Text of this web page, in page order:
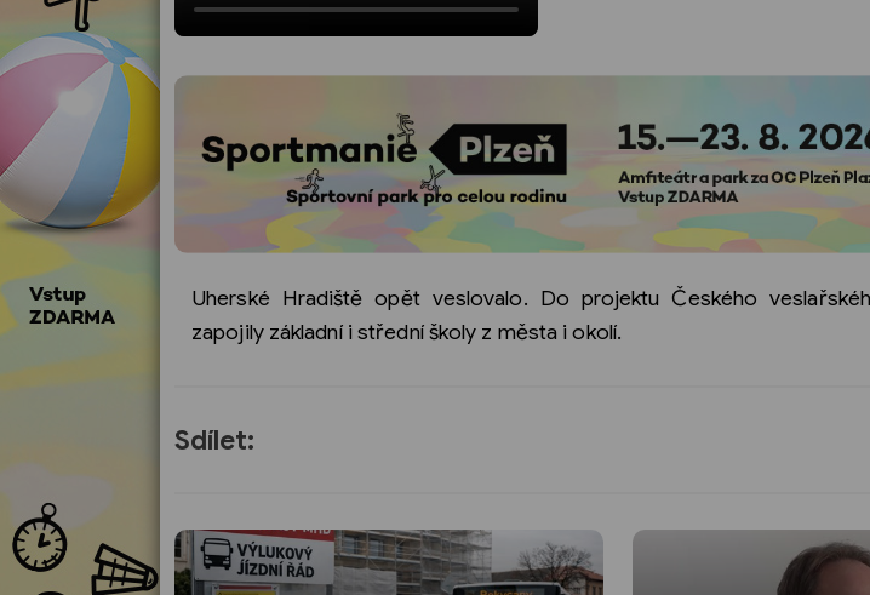
Uherské Hradiště opět veslovalo. Do projektu Českého
zapojily základní i střední školy z města i okolí.
Sdílet: